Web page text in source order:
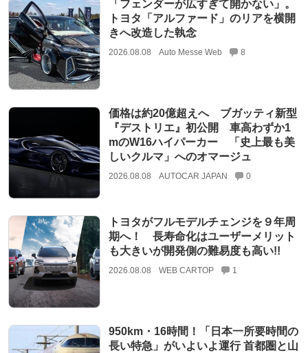
「フェンダーが広すぎて開かない」。
トヨタ「アルファード」のリアを横開
きへ改造した執念
2026.08.08 Auto Messe Web 8
価格は約20億超えへ ブガッティ新型
『デストリエ』初公開 車高わずか1
mのW16ハイパーカー 「史上最も美
しいクルマ」へのオマージュ
2026.08.08 AUTOCAR JAPAN 0
トヨタがフルモデルチェンジを９年周
期へ！ 長寿命化はユーザーメリット
も大きいが開発側の難易度も高い!!
2026.08.08 WEB CARTOP 1
950km・16時間！「日本一所要時間の
長い特急」がいよいよ運行 首都圏と山